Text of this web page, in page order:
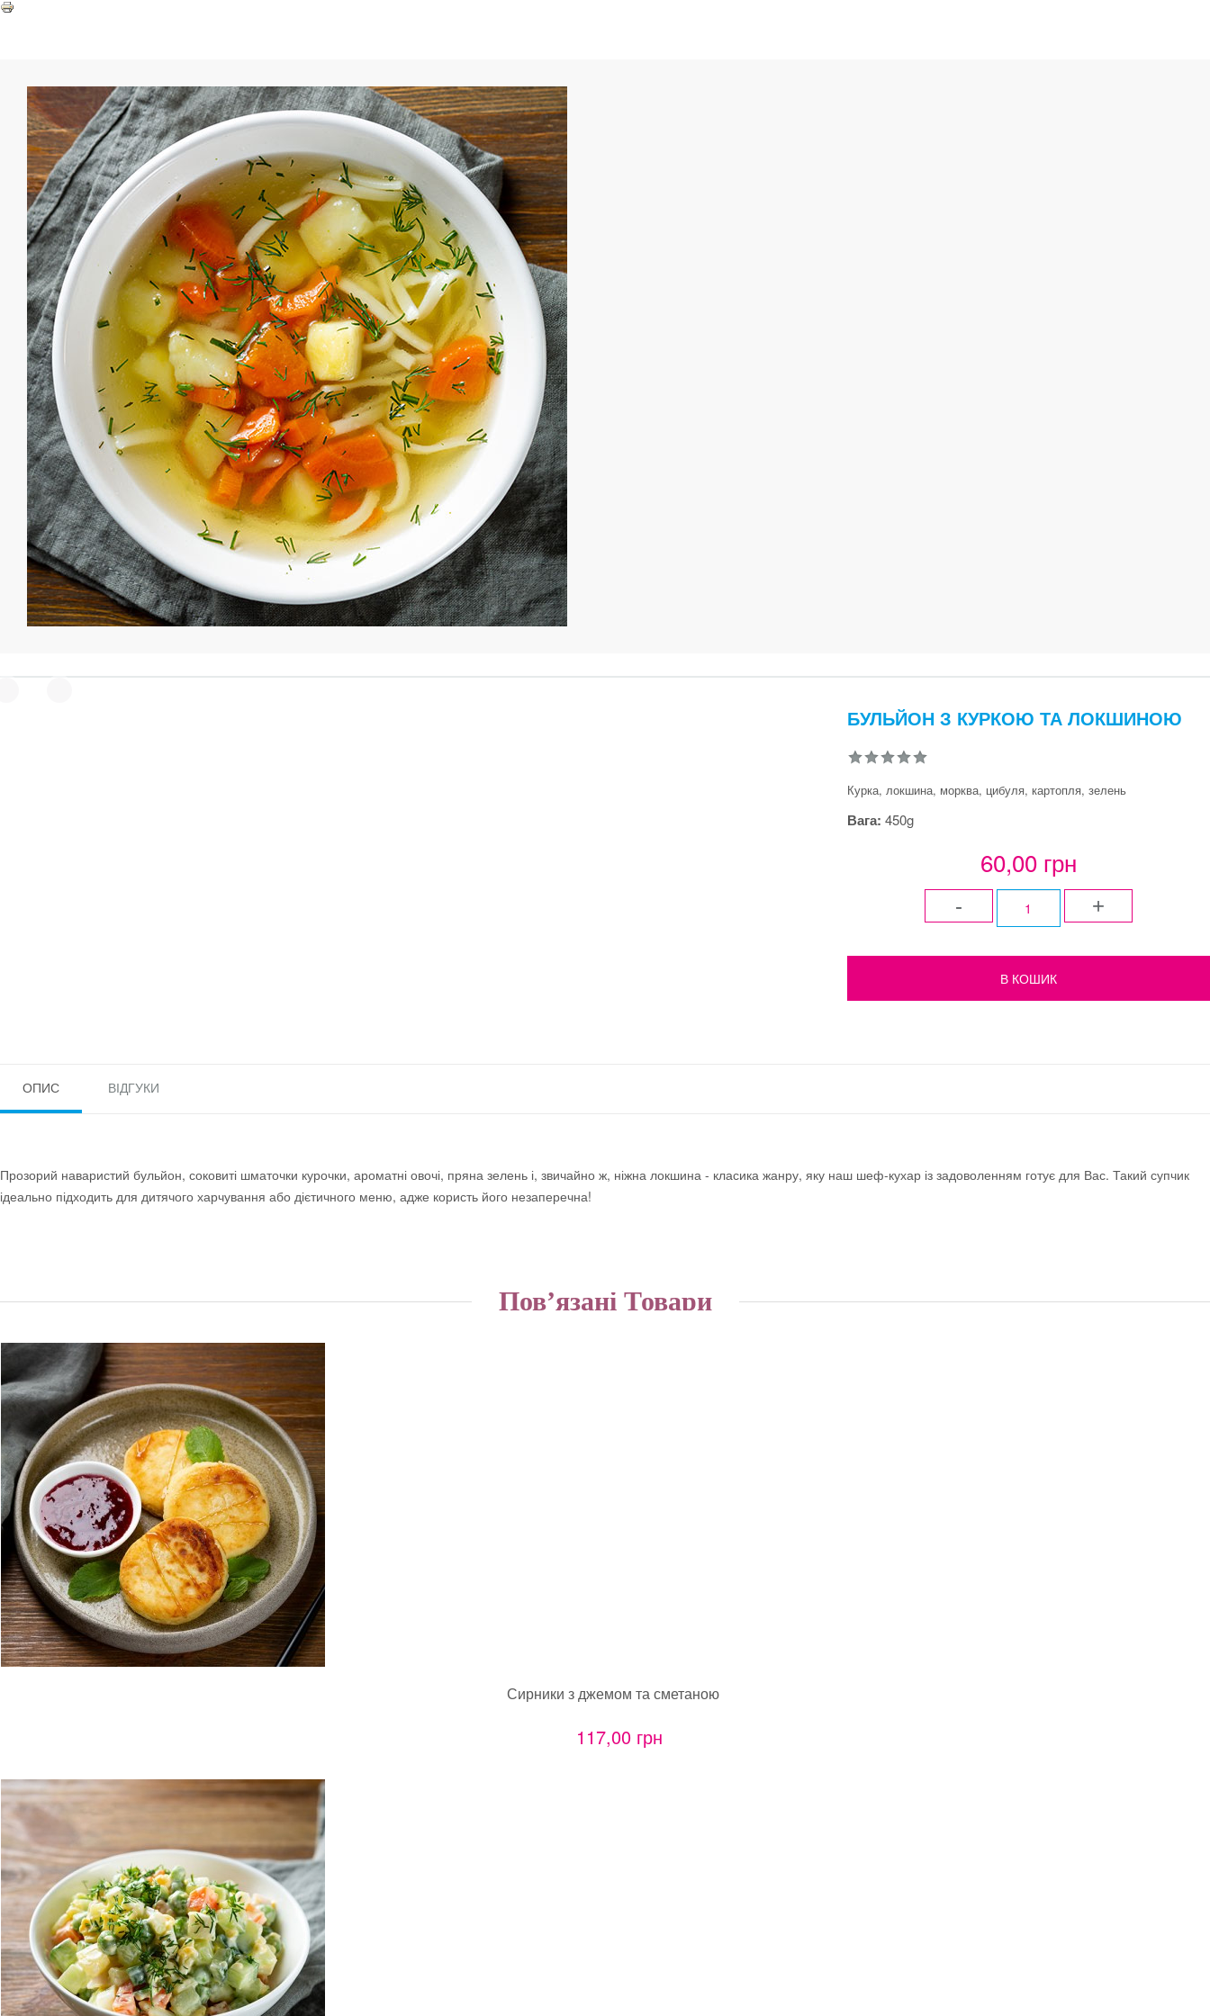
БУЛЬЙОН З КУРКОЮ ТА ЛОКШИНОЮ
Курка, локшина, морква, цибуля, картопля, зелень
Вага: 450g
60,00 грн
- +
ОПИС ВІДГУКИ
Прозорий наваристий бульйон, соковиті шматочки курочки, ароматні овочі, пряна зелень і, звичайно ж, ніжна локшина - класика жанру, яку наш шеф-кухар із задоволенням готує для Вас. Такий супчик
ідеально підходить для дитячого харчування або дієтичного меню, адже користь його незаперечна!
Пов’язані Товари
Сирники з джемом та сметаною
117,00 грн